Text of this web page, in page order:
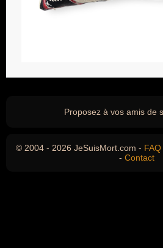
Proposez à vos amis de
© 2004 - 2026 JeSuisMort.com - FAQ
- Contact